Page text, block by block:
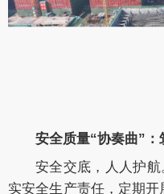
安全质量“协奏曲”
安全交底，人人护航
实安全生产责任，定期开